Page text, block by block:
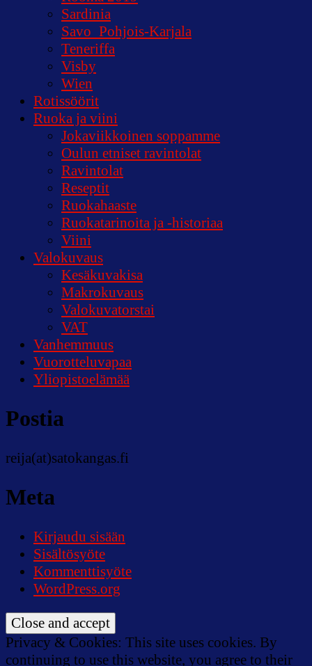
Sardinia
Savo_Pohjois-Karjala
Teneriffa
Visby
Wien
Rotissöörit
Ruoka ja viini
Jokaviikkoinen soppamme
Oulun etniset ravintolat
Ravintolat
Reseptit
Ruokahaaste
Ruokatarinoita ja -historiaa
Viini
Valokuvaus
Kesäkuvakisa
Makrokuvaus
Valokuvatorstai
VAT
Vanhemmuus
Vuorotteluvapaa
Yliopistoelämää
Postia
reija(at)satokangas.fi
Meta
Kirjaudu sisään
Sisältösyöte
Kommenttisyöte
WordPress.org
Privacy & Cookies: This site uses cookies. By
continuing to use this website, you agree to their